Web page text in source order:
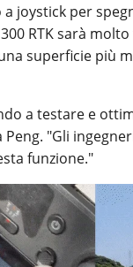
a joystick per
RTK sarà
superficie più
a testare e
Peng. "Gli
funzione."